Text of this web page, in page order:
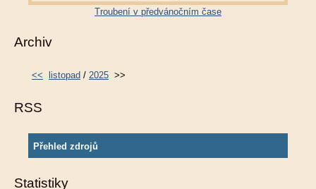
Troubení v předvánočním čase
Archiv
<< listopad / 2025 >>
RSS
Přehled zdrojů
Statistiky